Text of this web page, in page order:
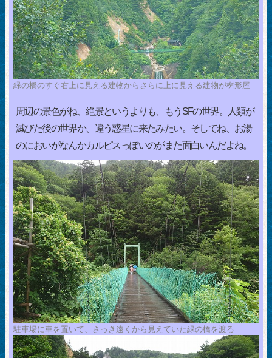
緑の橋のすぐ右上に見える建物からさらに上に見える建物が桝形屋
周辺の景色がね、絶景というよりも、もうSFの世界。人類が
滅びた後の世界か、違う惑星に来たみたい。そしてね、お湯
のにおいがなんかカルピスっぽいのがまた面白いんだよね。
駐車場に車を置いて、さっき遠くから見えていた緑の橋を渡る